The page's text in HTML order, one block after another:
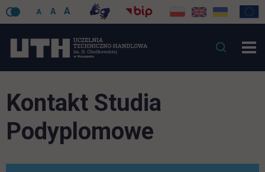
A A A
Kontakt Studia
Podyplomowe